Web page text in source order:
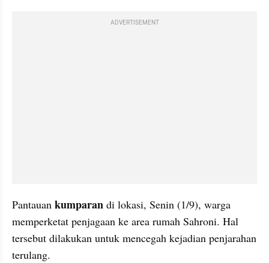
ADVERTISEMENT
Pantauan kumparan di lokasi, Senin (1/9), warga
memperketat penjagaan ke area rumah Sahroni. Hal
tersebut dilakukan untuk mencegah kejadian penjarahan
terulang.